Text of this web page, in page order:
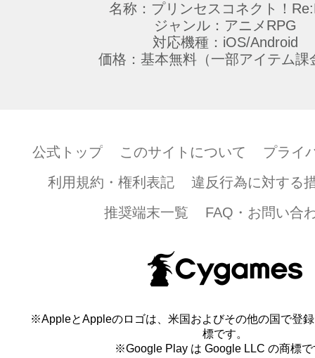
名称：プリンセスコネクト！
ジャンル：アニメRPG
対応機種：iOS/Android
価格：基本無料（一部アイテム課
公式トップ このサイトについて
プライ
利用規約・権利表記
違反行為に対する
推奨端末一覧
FAQ・お問い合
※AppleとAppleのロゴは、米国およびその他の国で登
標です。
※Google Play は Google LLC の商標で